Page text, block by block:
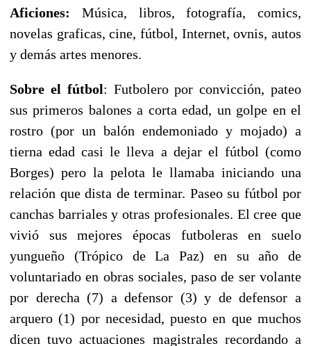
Aficiones: Música, libros, fotografía, comics,
novelas graficas, cine, fútbol, Internet, ovnis, autos
y demás artes menores.
Sobre el fútbol: Futbolero por convicción, pateo
sus primeros balones a corta edad, un golpe en el
rostro (por un balón endemoniado y mojado) a
tierna edad casi le lleva a dejar el fútbol (como
Borges) pero la pelota le llamaba iniciando una
relación que dista de terminar. Paseo su fútbol por
canchas barriales y otras profesionales. El cree que
vivió sus mejores épocas futboleras en suelo
yungueño (Trópico de La Paz) en su año de
voluntariado en obras sociales, paso de ser volante
por derecha (7) a defensor (3) y de defensor a
arquero (1) por necesidad, puesto en que muchos
dicen tuvo actuaciones magistrales recordando a